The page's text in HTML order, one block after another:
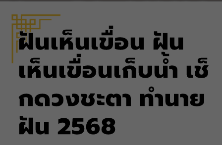
ฝันเห็นเขื่อน ฝัน
เห็นเขื่อนเก็บน้ำ เช็
กดวงชะตา ทำนาย
ฝัน 2568